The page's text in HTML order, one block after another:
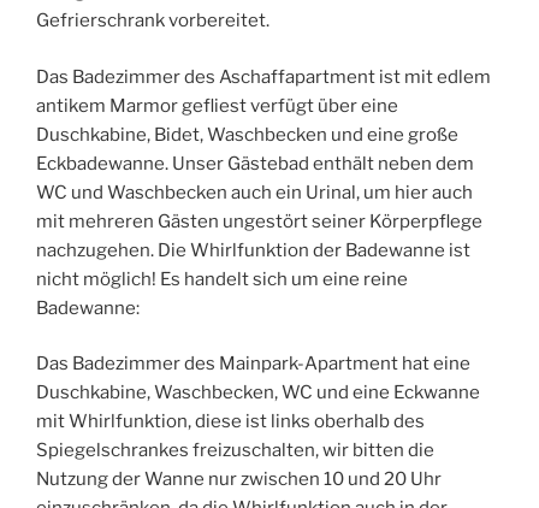
Gefrierschrank vorbereitet.
Das Badezimmer des Aschaffapartment ist mit edlem
antikem Marmor gefliest verfügt über eine
Duschkabine, Bidet, Waschbecken und eine große
Eckbadewanne. Unser Gästebad enthält neben dem
WC und Waschbecken auch ein Urinal, um hier auch
mit mehreren Gästen ungestört seiner Körperpflege
nachzugehen. Die Whirlfunktion der Badewanne ist
nicht möglich! Es handelt sich um eine reine
Badewanne:
Das Badezimmer des Mainpark-Apartment hat eine
Duschkabine, Waschbecken, WC und eine Eckwanne
mit Whirlfunktion, diese ist links oberhalb des
Spiegelschrankes freizuschalten, wir bitten die
Nutzung der Wanne nur zwischen 10 und 20 Uhr